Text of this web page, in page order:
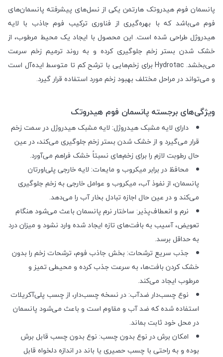
پانسمان فوم هیدروتک هارتمن یکی از نسل‌های پیشرفته پانسمان‌های
فوم می‌باشد که با بهره‌گیری از فناوری ترکیب فوم جاذب با لایه
هیدروژل طراحی شده است. این محصول با ایجاد یک محیط مرطوب، از
خشک شدن بستر زخم جلوگیری کرده و به روند ترمیم زخم سرعت
می‌بخشد. Hydrotac برای زخم‌هایی با ترشح کم تا متوسط ایده‌آل است
و می‌تواند در مراحل مختلف بهبود زخم مورد استفاده قرار گیرد.
ویژگی‌های برجسته پانسمان فوم هیدروتک
دارای لایه مشبک هیدروژل: لایه مشبک هیدروژل در سمت زخم
قرار می‌گیرد و از خشک شدن بستر زخم جلوگیری می‌کند، در عین
حال رطوبت لازم را برای زخم‌های نسبتاً خشک فراهم می‌آورد.
محافظ در برابر میکروب و مایعات: لایه خارجی پلی‌اورتان
پانسمان، از نفوذ آب، میکروب و عوامل خارجی به زخم جلوگیری
می‌کند و در عین حال اجازه تبادل بخار آب را می‌دهد.
نرم و انعطاف‌پذیر: ساختار نرم پانسمان باعث می‌شود هنگام
تعویض، آسیب به بافت‌های تازه ایجاد شده وارد نشود و میزان درد
به حداقل برسد.
جذب سریع ترشحات: بخش جاذب فوم، ترشحات زخم را بدون
خشک کردن بافت‌ها، به سرعت جذب کرده و محیطی تمیز و
مرطوب ایجاد می‌کند.
نوع چسب‌دار ضدآب: در نسخه چسب‌دار، از چسب پلی‌آکریلات
استفاده شده که ضد آب و مقاوم است و باعث می‌شود پانسمان
در محل خود ثابت بماند.
امکان برش در نوع بدون چسب: نوع بدون چسب قابل برش
بوده و به راحتی با چسب حصیری یا باند در اندازه دلخواه قابل